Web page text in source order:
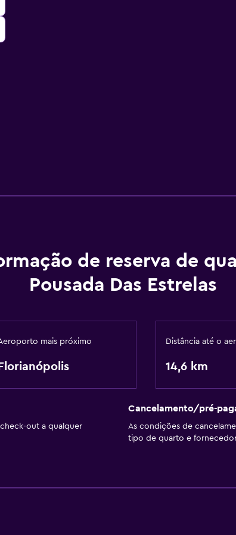
de reserva de
Pousada Das Estrelas
mais próximo
Florianópolis
Distância até o
14,6 km
out a qualquer
Cancelamento/pré-
As condições de
tipo de quarto e